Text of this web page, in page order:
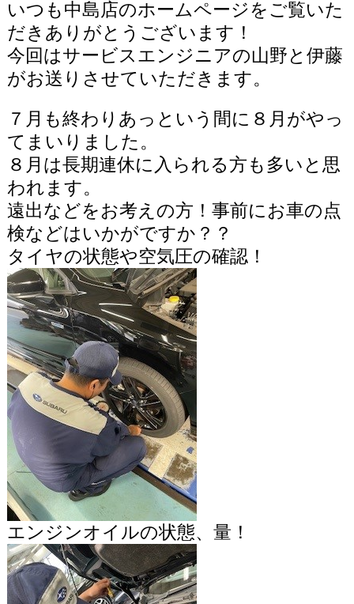
いつも中島店のホームページをご覧いた
だきありがとうございます！
今回はサービスエンジニアの山野と伊藤
がお送りさせていただきます。
７月も終わりあっという間に８月がやっ
てまいりました。
８月は長期連休に入られる方も多いと思
われます。
遠出などをお考えの方！事前にお車の点
検などはいかがですか？？
タイヤの状態や空気圧の確認！
エンジンオイルの状態、量！